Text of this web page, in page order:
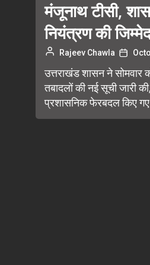
मंजूनाथ टीसी,
नियंत्रण की
Rajeev Chawla
उत्तराखंड शासन ने सोमवार
तबादलों की नई सूची जारी
प्रशासनिक फेरबदल किए